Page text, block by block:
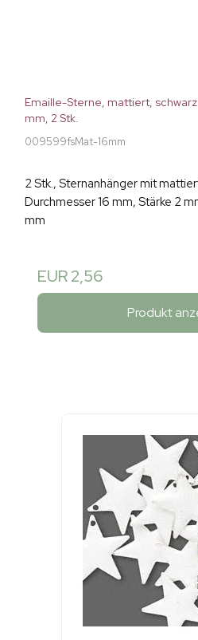
Emaille-Sterne, mattiert,
mm, 2 Stk.
009599fsMat-16mm
2 Stk., Sternanhänger mit
Durchmesser 16 mm, Stärke 2
mm
EUR 2,56
Produkt